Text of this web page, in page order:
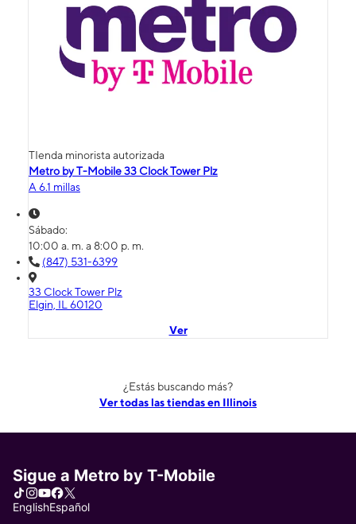
TIenda minorista autorizada
Metro by T-Mobile 33 Clock Tower Plz
A 6.1 millas
Sábado:
10:00 a. m. a 8:00 p. m.
(847) 531-6399
33 Clock Tower Plz
Elgin, IL 60120
Ver
¿Estás buscando más?
Ver todas las tiendas en Illinois